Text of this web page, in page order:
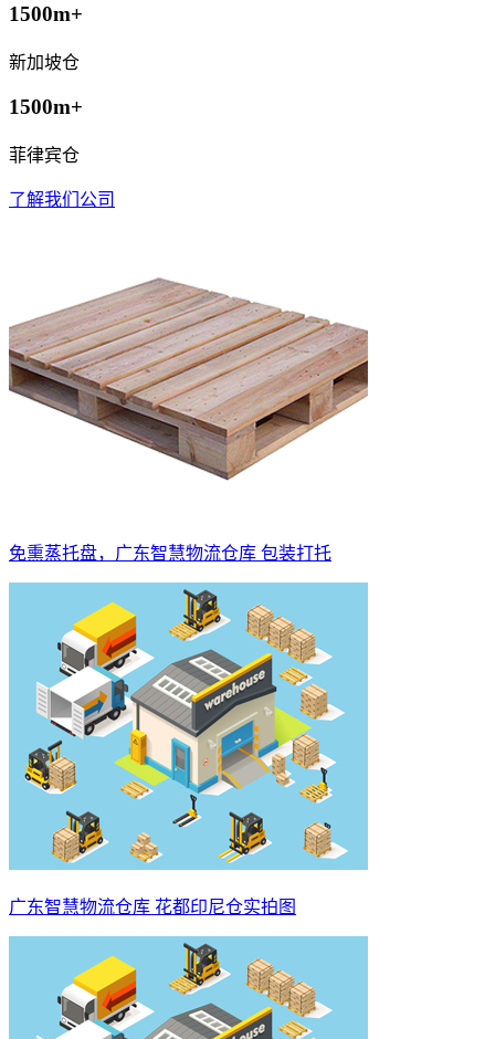
1500m+
新加坡仓
1500m+
菲律宾仓
了解我们公司
免熏蒸托盘，广东智慧物流仓库 包装打托
广东智慧物流仓库 花都印尼仓实拍图